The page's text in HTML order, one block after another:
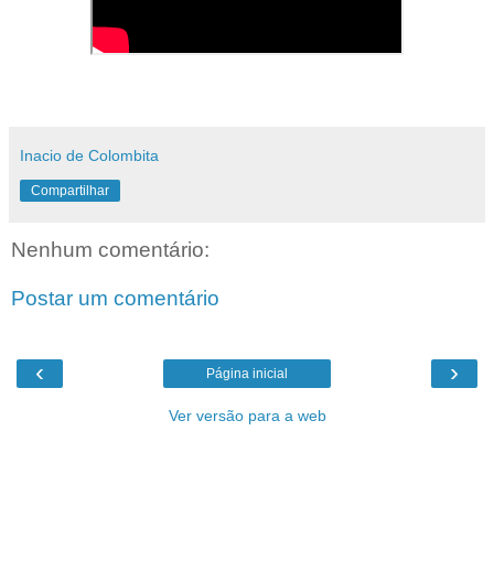
Inacio de Colombita
Compartilhar
Nenhum comentário:
Postar um comentário
‹ ›
Página inicial
Ver versão para a web